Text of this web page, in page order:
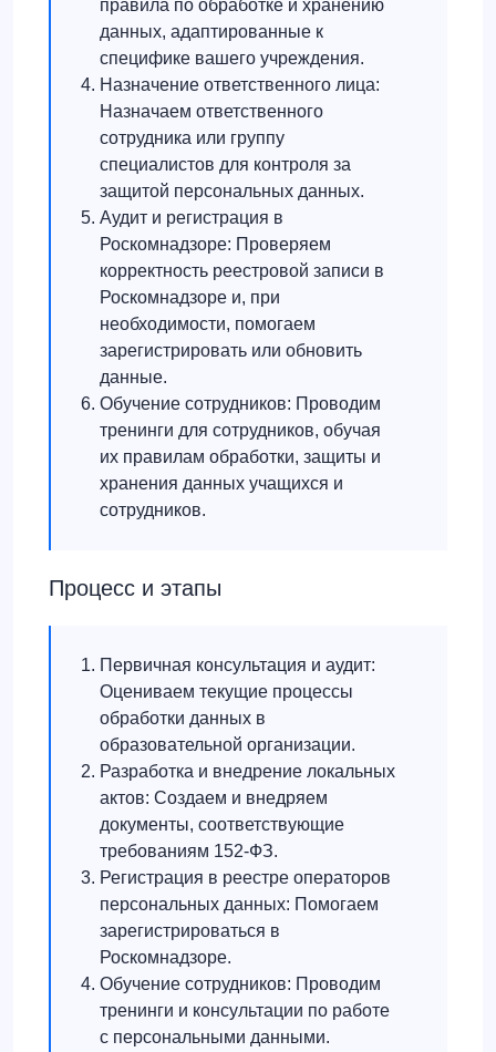
правила по обработке и хранению
данных, адаптированные к
специфике вашего учреждения.
Назначение ответственного лица:
Назначаем ответственного
сотрудника или группу
специалистов для контроля за
защитой персональных данных.
Аудит и регистрация в
Роскомнадзоре: Проверяем
корректность реестровой записи в
Роскомнадзоре и, при
необходимости, помогаем
зарегистрировать или обновить
данные.
Обучение сотрудников: Проводим
тренинги для сотрудников, обучая
их правилам обработки, защиты и
хранения данных учащихся и
сотрудников.
Процесс и этапы
Первичная консультация и аудит:
Оцениваем текущие процессы
обработки данных в
образовательной организации.
Разработка и внедрение локальных
актов: Создаем и внедряем
документы, соответствующие
требованиям 152-ФЗ.
Регистрация в реестре операторов
персональных данных: Помогаем
зарегистрироваться в
Роскомнадзоре.
Обучение сотрудников: Проводим
тренинги и консультации по работе
с персональными данными.